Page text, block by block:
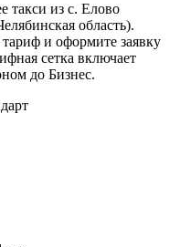
такси из с. Елово
область).
и оформите заявку
сетка включает
до Бизнес.